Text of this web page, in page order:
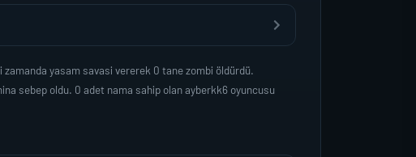
yasam savasi vererek 0 tane zombi öldürdü.
sebep oldu. 0 adet nama sahip olan ayberkk6 oyuncusu